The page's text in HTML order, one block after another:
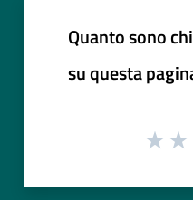
Quanto sono
su questa